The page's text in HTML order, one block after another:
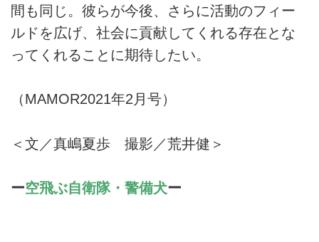
間も同じ。彼らが今後、さらに活動のフィー
ルドを広げ、社会に貢献してくれる存在とな
ってくれることに期待したい。
（MAMOR2021年2月号）
＜文／真嶋夏歩 撮影／荒井健＞
ー空飛ぶ自衛隊・警備犬ー